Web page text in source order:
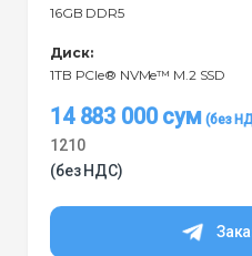
16GB DDR5
Диск:
1TB PCIe® NVMe™ M.2 SSD
14 883 000сум
1210
(без НДС)